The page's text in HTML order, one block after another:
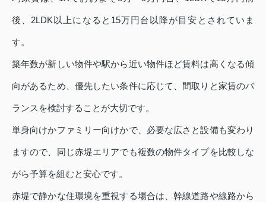
後、2LDK以上になると15万円台以降が目安とされていま
す。
築年数が新しい物件や駅から近い物件ほど賃料は高くなる傾
向があるため、優先したい条件に応じて、間取りと家賃のバ
ランスを検討することが大切です。
単身向けかファミリー向けかで、必要な広さと設備も変わり
ますので、同じ赤堤エリアでも複数の物件タイプを比較しな
がら予算を組むと安心です。
赤堤で静かな住環境を重視する場合は、幹線道路や線路から